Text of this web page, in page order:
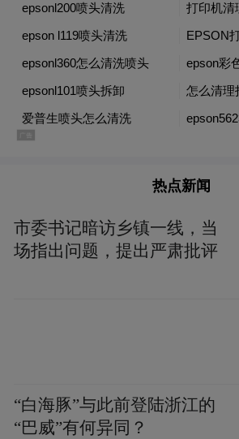
全国优秀的专家、教授、医
展大计、共谋合作交流，这
康，实现全省护理工作高质
力量。
山东大学齐鲁医院副院长韩
会的召开以保障妇幼健康和
热点新闻
市委书记暗访乡镇一线，当
场指出问题，提出严肃批评
“白海豚”与此前登陆浙江的
“巴威”有何异同？